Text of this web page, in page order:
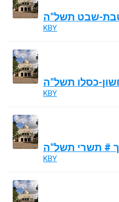
שבט תשל"ה
KBY
כסלו תשל"ה
KBY
# תשרי תשל"ה
KBY